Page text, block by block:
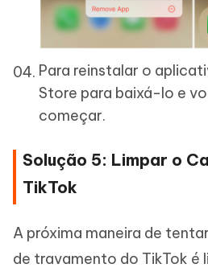
Para reinstalar o
Store para baixá-lo e
começar.
Solução 5: Limpar o
TikTok
A próxima maneira de
de travamento do TikTok é